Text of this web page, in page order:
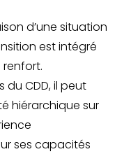
d’une situation
est intégré
du CDD, il peut
hiérarchique sur
ses capacités